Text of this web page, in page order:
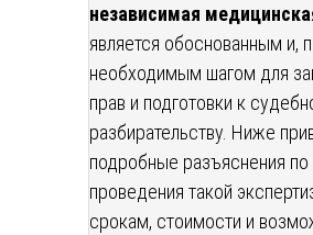
независимая
является обоснованным и,
необходимым шагом для
прав и подготовки к
разбирательству. Ниже
подробные разъяснения по
проведения такой
срокам, стоимости и